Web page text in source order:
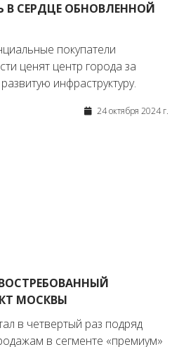
СЕРДЦЕ ОБНОВЛЕННОЙ
покупатели
ценят центр города за
инфраструктуру.
24 октября 2024 г.
ВОСТРЕБОВАННЫЙ
МОСКВЫ
в четвертый раз подряд
в сегменте «премиум»